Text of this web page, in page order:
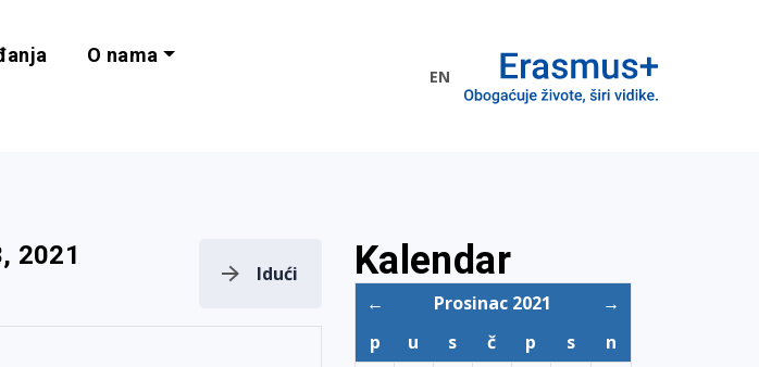
EU
O nama
EN
2021
Idući Kalendar
← Prosinac 2021
→
p
u s č p s
n